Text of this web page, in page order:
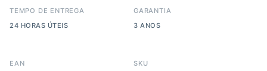
TEMPO DE ENTREGA
24 HORAS ÚTEIS
GARANTIA
3 ANOS
EAN
SKU